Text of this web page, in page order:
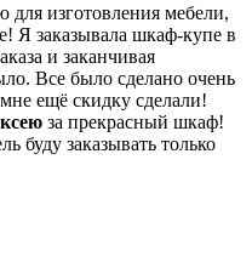
изготовления мебели,
Я заказывала шкаф-купе в
и заканчивая
Все было сделано очень
ещё скидку сделали!
за прекрасный шкаф!
буду заказывать только